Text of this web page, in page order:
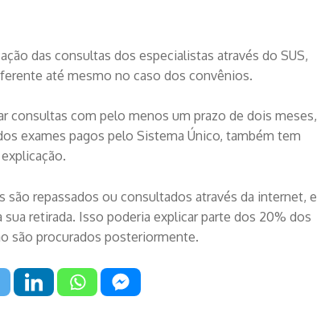
das consultas dos especialistas através do SUS,
até mesmo no caso dos convênios.
consultas com pelo menos um prazo de dois meses,
exames pagos pelo Sistema Único, também tem
explicação.
repassados ou consultados através da internet, e
retirada. Isso poderia explicar parte dos 20% dos
são procurados posteriormente.